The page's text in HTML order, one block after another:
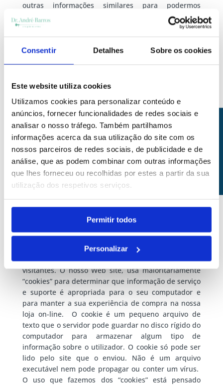
Consentir Detalhes Sobre os cookies
Este website utiliza cookies
Utilizamos cookies para personalizar conteúdo e
anúncios, fornecer funcionalidades de redes sociais e
analisar o nosso tráfego. Também partilhamos
informações acerca da sua utilização do site com os
nossos parceiros de redes sociais, de publicidade e de
análise, que as podem combinar com outras informações
que lhes forneceu ou recolhidas por estes a partir da sua
utilização dos respetivos serviços.
Permitir todos
Personalizar
outras informações similares para podermos
retomar o contacto e encaminhar o pedido. Se
requisitarmos informação significativamente
Os dados pessoais recolhidos são utilizados apenas
para contacto directo no sentido de responder ao
a ser dado aos dados pessoais dos utilizadores, que
possam ser requeridos ou que possam ser obtidos
através do site Dr. André Barros, exclusivamente
com o objectivo de gerir os serviços oferecidos.
Adoptamos todas as medidas técnicas e
organizacionais necessárias para garantir a
segurança dos dados pessoais e evitar a sua
alteração, perda ou acesso não autorizado, tendo em
Personalização
Na Internet existem tecnologias que nos ajudam a
oferecer uma experiência personalizada aos
visitantes. O nosso Web site, usa maioritariamente
“cookies” para determinar que informação de serviço
e suporte é apropriada para o seu computador e
para manter a sua experiência de compra na nossa
loja on-line. O cookie é um pequeno arquivo de
texto que o servidor pode guardar no disco rígido do
computador para armazenar algum tipo de
informação sobre o utilizador. O cookie só pode ser
lido pelo site que o enviou. Não é um arquivo
executável nem pode propagar ou conter um vírus.
O uso que fazemos dos “cookies” está pensado
AGENDAMENTOS